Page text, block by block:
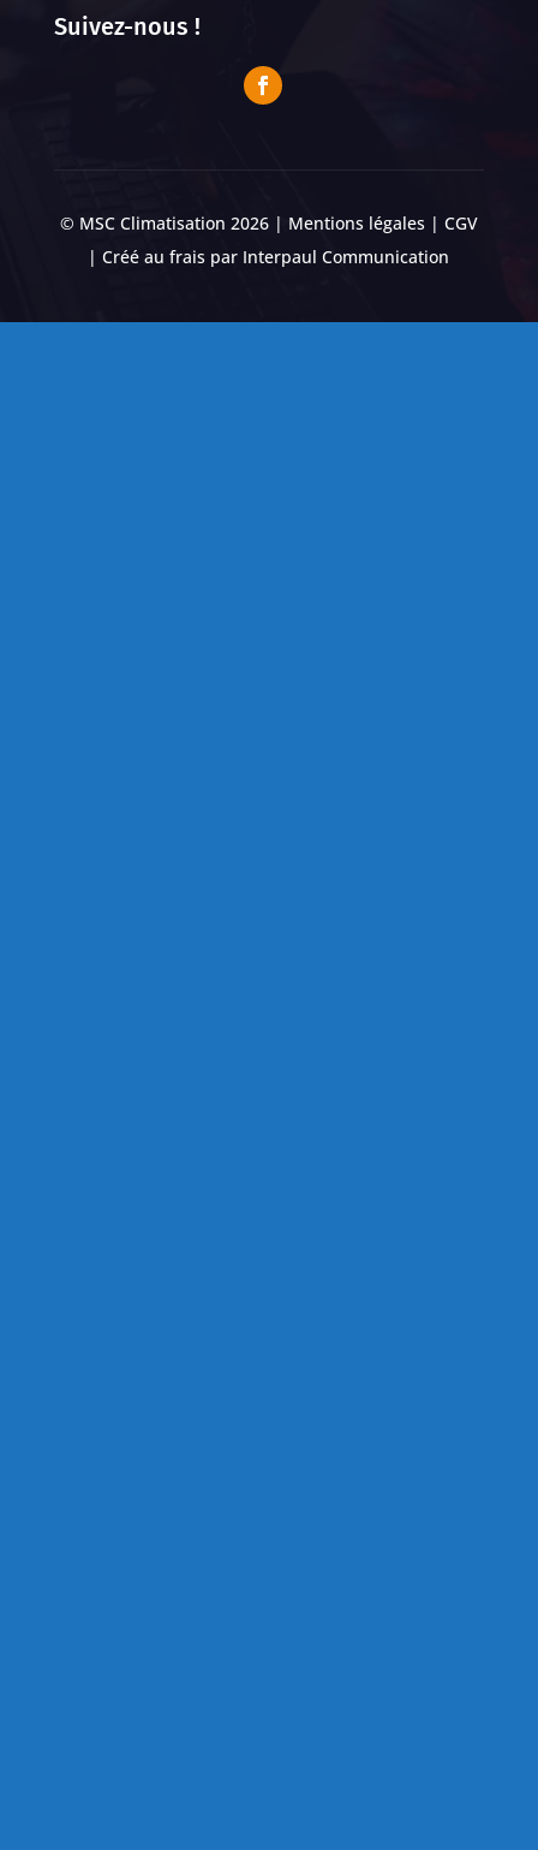
Suivez-nous !
© MSC Climatisation 2026 | Mentions légales| CGV
| Créé au frais par Interpaul Communication